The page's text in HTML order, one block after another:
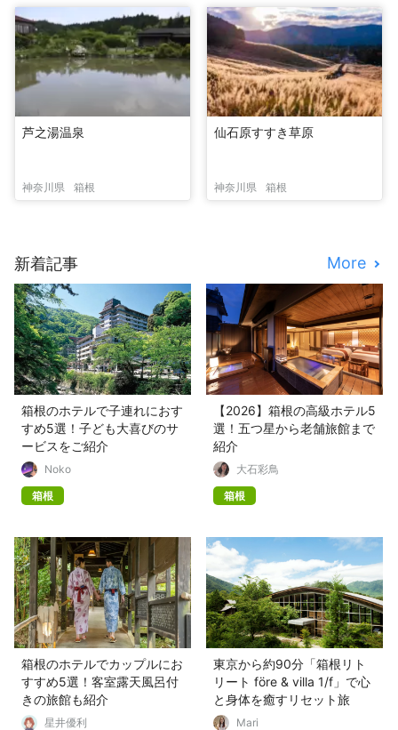
芦之湯温泉
神奈川県 箱根
仙石原すすき草原
神奈川県 箱根
新着記事 More
箱根のホテルで子連れにおす
すめ5選！子ども大喜びのサ
ービスをご紹介
Noko
箱根
【2026】箱根の高級ホテル5
選！五つ星から老舗旅館まで
紹介
大石彩鳥
箱根
箱根のホテルでカップルにお
すすめ5選！客室露天風呂付
きの旅館も紹介
星井優利
東京から約90分「箱根リト
リート före & villa 1/f」で心
と身体を癒すリセット旅
Mari